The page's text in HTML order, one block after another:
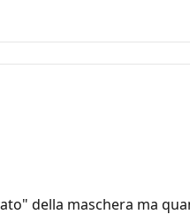
della maschera ma